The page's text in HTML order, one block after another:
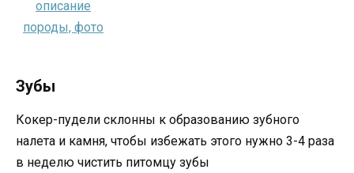
Зубы
Кокер-пудели склонны к образованию зубного
налета и камня, чтобы избежать этого нужно 3-4 раза
в неделю чистить питомцу зубы